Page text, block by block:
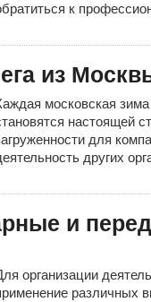
к
из
московская
настоящей
для
других
и
организации
различных